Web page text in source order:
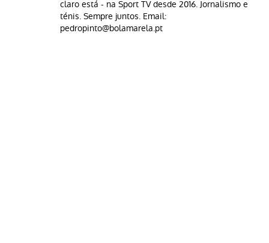
claro está - na Sport TV desde 2016. Jornalismo e
ténis. Sempre juntos. Email:
pedropinto@bolamarela.pt